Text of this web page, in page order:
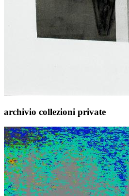
archivio collezioni private